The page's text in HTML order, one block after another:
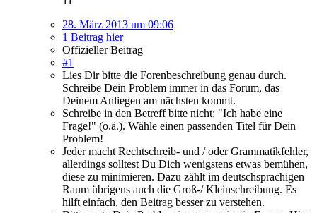
28. März 2013 um 09:06
1 Beitrag hier
Offizieller Beitrag
#1
Lies Dir bitte die Forenbeschreibung genau durch.
Schreibe Dein Problem immer in das Forum, das
Deinem Anliegen am nächsten kommt.
Schreibe in den Betreff bitte nicht: "Ich habe eine
Frage!" (o.ä.). Wähle einen passenden Titel für Dein
Problem!
Jeder macht Rechtschreib- und / oder Grammatikfehler,
allerdings solltest Du Dich wenigstens etwas bemühen,
diese zu minimieren. Dazu zählt im deutschsprachigen
Raum übrigens auch die Groß-/ Kleinschreibung. Es
hilft einfach, den Beitrag besser zu verstehen.